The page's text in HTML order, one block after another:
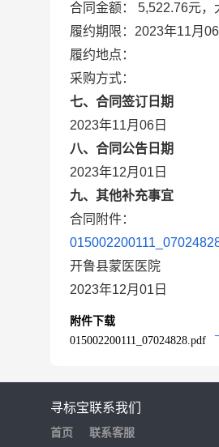
合同金额： 5,522.76元
履约期限：2023年11月
履约地点：
采购方式：
七、合同签订日期
2023年11月06日
八、合同公告日期
2023年12月01日
九、其他补充事宜
合同附件：
开鲁县蒙医医院
2023年12月01日
附件下载
015002200111_07024828.pdf
寻标宝
首页
联系我们
联系客服